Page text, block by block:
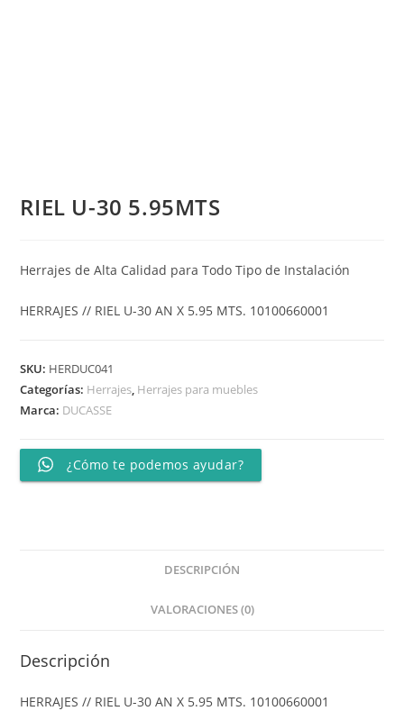
RIEL U-30 5.95MTS
Herrajes de Alta Calidad para Todo Tipo de Instalación
HERRAJES // RIEL U-30 AN X 5.95 MTS. 10100660001
SKU: HERDUC041
Categorías: Herrajes, Herrajes para muebles
Marca: DUCASSE
¿Cómo te podemos ayudar?
DESCRIPCIÓN
VALORACIONES (0)
Descripción
HERRAJES // RIEL U-30 AN X 5.95 MTS. 10100660001